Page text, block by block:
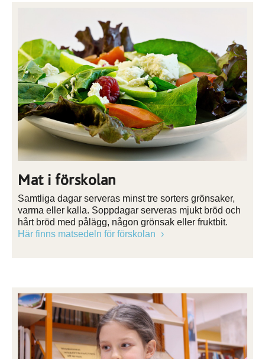
Mat i förskolan
Samtliga dagar serveras minst tre sorters grönsaker,
varma eller kalla. Soppdagar serveras mjukt bröd och
hårt bröd med pålägg, någon grönsak eller fruktbit.
Här finns matsedeln för förskolan